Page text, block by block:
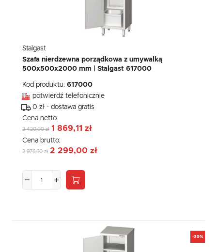
Stalgast
Szafa nierdzewna porządkowa z umywalką
500x500x2000 mm | Stalgast 617000
Kod produktu: 617000
potwierdź telefonicznie
0 zł - dostawa gratis
Cena netto:
2 420,00 zł 1 869,11 zł
Cena brutto:
2 976,60 zł 2 299,00 zł
-39%